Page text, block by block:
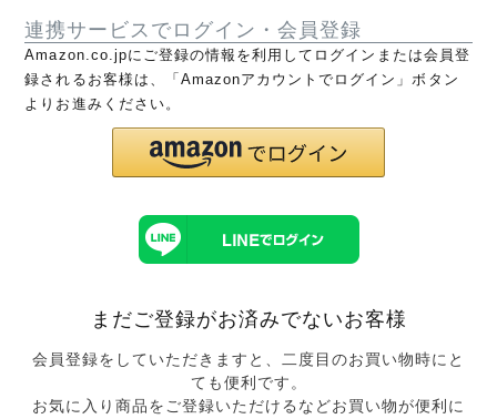
連携サービスでログイン・会員登録
Amazon.co.jpにご登録の情報を利用してログインまたは会員登
録されるお客様は、「Amazonアカウントでログイン」ボタン
よりお進みください。
まだご登録がお済みでないお客様
会員登録をしていただきますと、二度目のお買い物時にと
ても便利です。
お気に入り商品をご登録いただけるなどお買い物が便利に